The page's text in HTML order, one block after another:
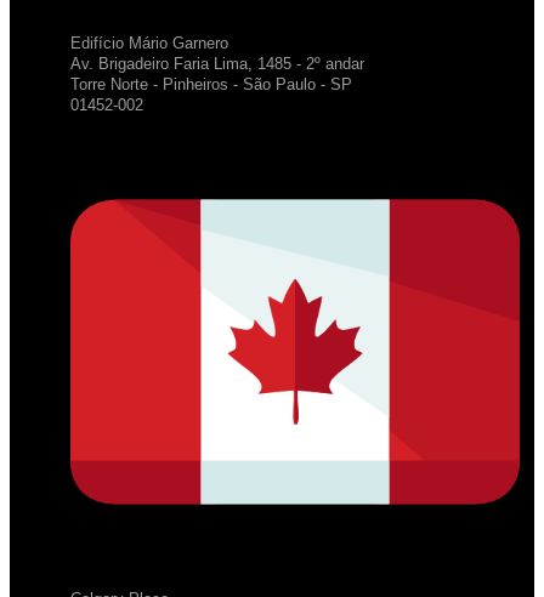
Edifício Mário Garnero
Av. Brigadeiro Faria Lima, 1485 - 2º andar
Torre Norte - Pinheiros - São Paulo - SP
01452-002